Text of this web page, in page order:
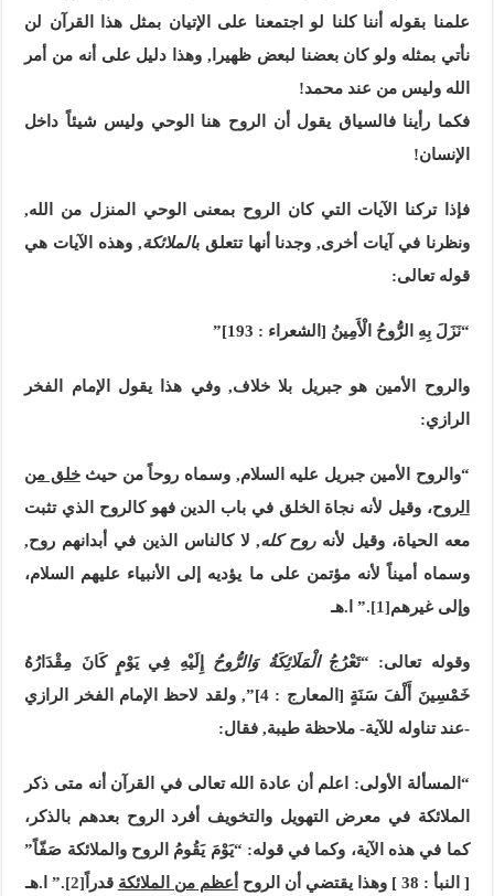
علمنا بقوله أننا كلنا لو اجتمعنا على الإتيان بمثل هذا القرآن لن
نأتي بمثله ولو كان بعضنا لبعض ظهيرا, وهذا دليل على أنه من أمر
الله وليس من عند محمد!
فكما رأينا فالسياق يقول أن الروح هنا الوحي وليس شيئاً داخل
الإنسان!
فإذا تركنا الآيات التي كان الروح بمعنى الوحي المنزل من الله,
ونظرنا في آيات أخرى, وجدنا أنها تتعلق بالملائكة, وهذه الآيات هي
قوله تعالى:
“نَزَلَ بِهِ الرُّوحُ الْأَمِينُ [الشعراء : 193]”
والروح الأمين هو جبريل بلا خلاف, وفي هذا يقول الإمام الفخر
الرازي:
“والروح الأمين جبريل عليه السلام, وسماه روحاً من حيثخلق من
الروح، وقيل لأنه نجاة الخلق في باب الدين فهو كالروح الذي تثبت
معه الحياة، وقيل لأنهروح كله, لا كالناس الذين في أبدانهم روح,
وسماه أميناً لأنه مؤتمن على ما يؤديه إلى الأنبياء عليهم السلام،
وإلى غيرهم[1] .” ا.هـ
وقوله تعالى: “تَعْرُجُالْمَلَائِكَةُ وَالرُّوحُ إِلَيْهِ فِي يَوْمٍ كَانَ مِقْدَارُهُ
خَمْسِينَ أَلْفَ سَنَةٍ [المعارج : 4]”, ولقد لاحظ الإمام الفخر الرازي
-عند تناوله للآية- ملاحظة طيبة, فقال:
“المسألة الأولى: اعلم أن عادة الله تعالى في القرآن أنه متى ذكر
الملائكة في معرض التهويل والتخويف أفرد الروح بعدهم بالذكر،
كما في هذه الآية، وكما في قوله: “يَوْمَ يَقُومُ الروح والملائكة صَفّاً”
[ النبأ : 38 ] وهذا يقتضي أن الروح
أعظم من الملائكة قدراً [2] .” ا.هـ